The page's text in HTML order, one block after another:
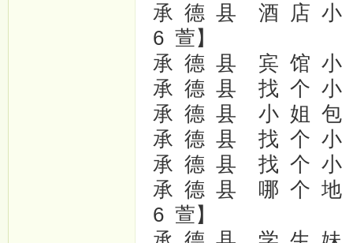
承 德 县 酒 店 小
6 萱】
承 德 县 宾 馆 小
承 德 县 找 个 小
承 德 县 小 姐 包
承 德 县 找 个 小
承 德 县 找 个 小
承 德 县 哪 个 地
6 萱】